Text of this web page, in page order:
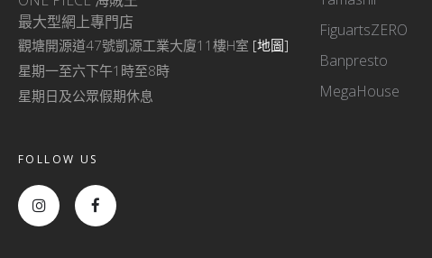
最大型網上專門店
觀塘開源道47號凱源工業大廈11樓H室 [地圖]
星期一至六下午1時至8時
星期日及公眾假期休息
FOLLOW US
FiguartsZERO
Banpresto
MegaHouse